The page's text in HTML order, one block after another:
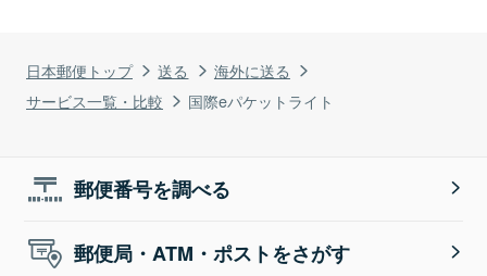
日本郵便トップ 送る
海外に送る
サービス一覧・比較
国際eパケットライト
郵便番号を調べる
郵便局・ATM・ポストをさがす